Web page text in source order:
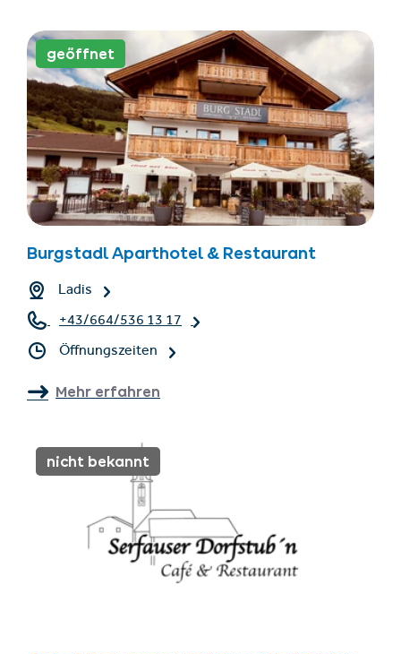
geöffnet
Burgstadl Aparthotel & Restaurant
Ladis
+43/664/536 13 17
Öffnungszeiten
Mehr erfahren
nicht bekannt